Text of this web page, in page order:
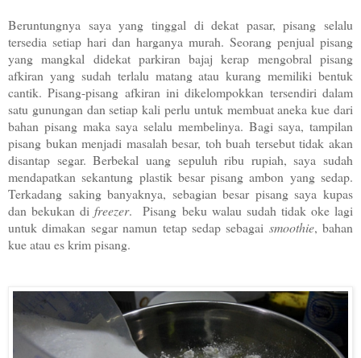
Beruntungnya saya yang tinggal di dekat pasar, pisang selalu
tersedia setiap hari dan harganya murah. Seorang penjual pisang
yang mangkal didekat parkiran bajaj kerap mengobral pisang
afkiran yang sudah terlalu matang atau kurang memiliki bentuk
cantik. Pisang-pisang afkiran ini dikelompokkan tersendiri dalam
satu gunungan dan setiap kali perlu untuk membuat aneka kue dari
bahan pisang maka saya selalu membelinya. Bagi saya, tampilan
pisang bukan menjadi masalah besar, toh buah tersebut tidak akan
disantap segar. Berbekal uang sepuluh ribu rupiah, saya sudah
mendapatkan sekantung plastik besar pisang ambon yang sedap.
Terkadang saking banyaknya, sebagian besar pisang saya kupas
dan bekukan difreezer. Pisang beku walau sudah tidak oke lagi
untuk dimakan segar namun tetap sedap sebagai smoothie, bahan
kue atau es krim pisang.